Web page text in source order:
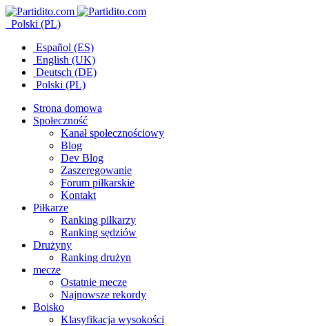
Polski (PL)
Español (ES)
English (UK)
Deutsch (DE)
Polski (PL)
Strona domowa
Społeczność
Kanał społecznościowy
Blog
Dev Blog
Zaszeregowanie
Forum piłkarskie
Kontakt
Piłkarze
Ranking piłkarzy
Ranking sędziów
Drużyny
Ranking drużyn
mecze
Ostatnie mecze
Najnowsze rekordy
Boisko
Klasyfikacja wysokości